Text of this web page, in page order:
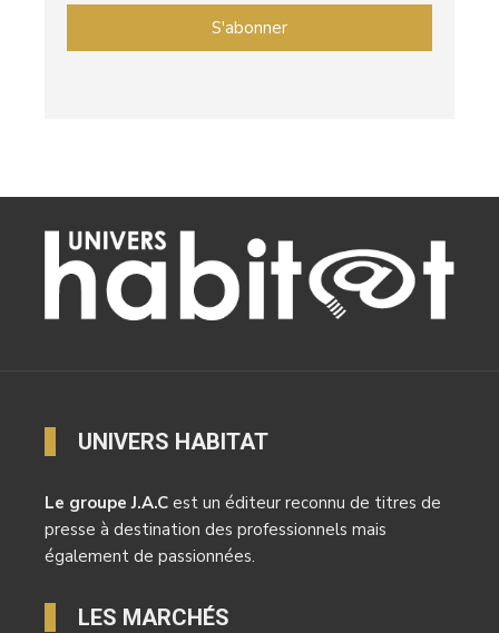
UNIVERS HABITAT
Le groupe J.A.C est un éditeur reconnu de titres de
presse à destination des professionnels mais
également de passionnées.
LES MARCHÉS